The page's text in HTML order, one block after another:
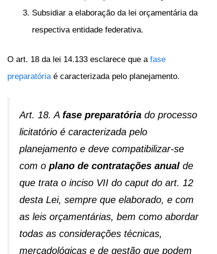
Subsidiar a elaboração da lei orçamentária da
respectiva entidade federativa.
O art. 18 da lei 14.133 esclarece que a fase
preparatóriaé caracterizada pelo planejamento.
Art. 18. A fase preparatória do processo
licitatório é caracterizada pelo
planejamento e deve compatibilizar-se
com o plano de contratações anual de
que trata o inciso VII do caput do art. 12
desta Lei, sempre que elaborado, e com
as leis orçamentárias, bem como abordar
todas as considerações técnicas,
mercadológicas e de gestão que podem